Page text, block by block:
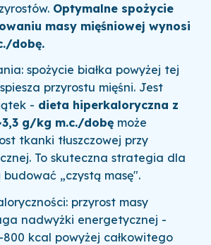
Optymalne spożycie
masy mięśniowej wynosi
dobę.
spożycie białka powyżej tej
przyrostu mięśni. Jest
- dieta hiperkaloryczna z
g/kg m.c./dobęmoże
tkanki tłuszczowej przy
To skuteczna strategia dla
„czystą masę".
przyrost masy
nadwyżki energetycznej -
kcal powyżej całkowitego